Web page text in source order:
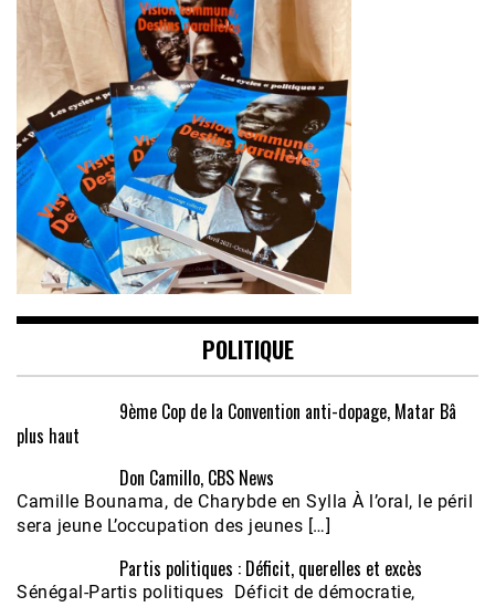
POLITIQUE
9ème Cop de la Convention anti-dopage, Matar Bâ
plus haut
Don Camillo, CBS News
Camille Bounama, de Charybde en Sylla À l’oral, le péril
sera jeune L’occupation des jeunes […]
Partis politiques : Déficit, querelles et excès
Sénégal-Partis politiques Déficit de démocratie,